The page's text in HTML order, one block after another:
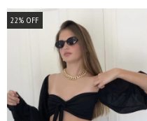
22% OFF